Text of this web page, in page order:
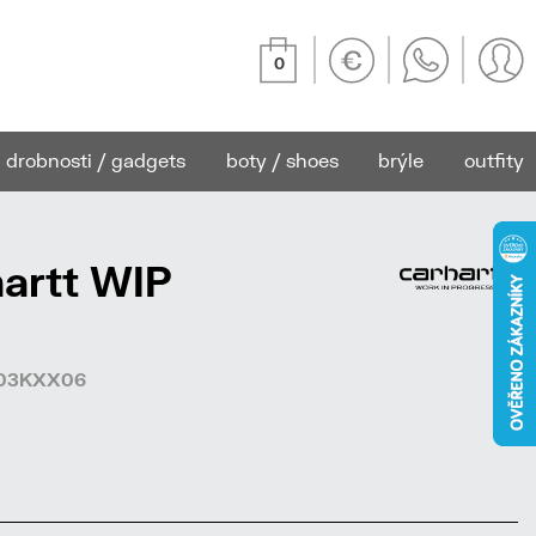
0
drobnosti / gadgets boty / shoes brýle outfity
WIP